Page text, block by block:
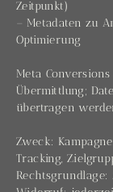
Zeitpunkt)
– Metadaten zu
Optimierung
Meta
Übermittlung;
übertragen
Zweck:
Tracking,
Rechtsgrundlage: